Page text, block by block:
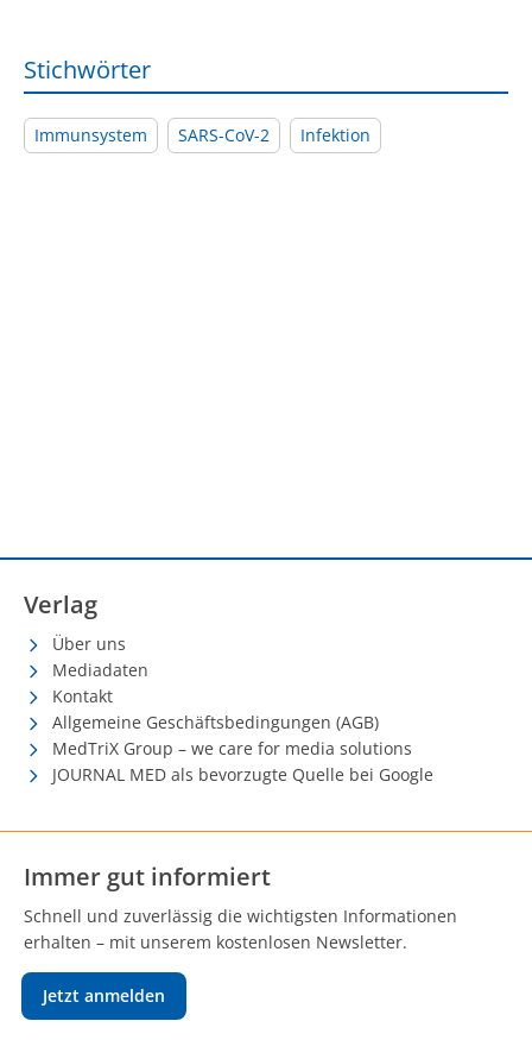
Stichwörter
Immunsystem SARS-CoV-2 Infektion
Verlag
Über uns
Mediadaten
Kontakt
Allgemeine Geschäftsbedingungen (AGB)
MedTriX Group – we care for media solutions
JOURNAL MED als bevorzugte Quelle bei Google
Immer gut informiert
Schnell und zuverlässig die wichtigsten Informationen
erhalten – mit unserem kostenlosen Newsletter.
Jetzt anmelden